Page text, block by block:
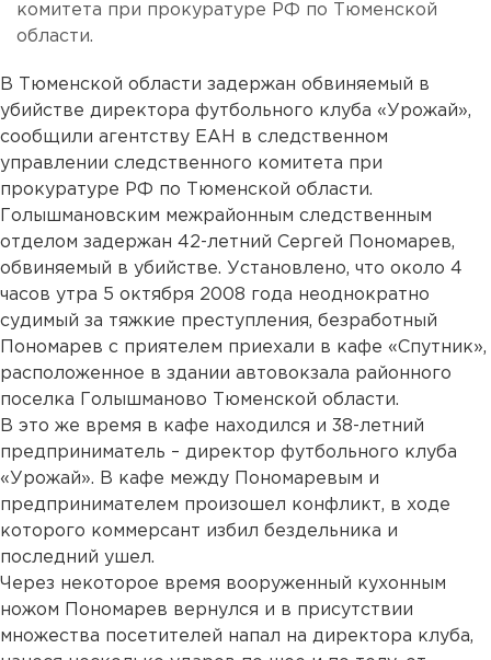
комитета при прокуратуре РФ по Тюменской
области.
В Тюменской области задержан обвиняемый в
убийстве директора футбольного клуба «Урожай»,
сообщили агентству ЕАН в следственном
управлении следственного комитета при
прокуратуре РФ по Тюменской области.
Голышмановским межрайонным следственным
отделом задержан 42-летний Сергей Пономарев,
обвиняемый в убийстве. Установлено, что около 4
часов утра 5 октября 2008 года неоднократно
судимый за тяжкие преступления, безработный
Пономарев с приятелем приехали в кафе «Спутник»,
расположенное в здании автовокзала районного
поселка Голышманово Тюменской области.
В это же время в кафе находился и 38-летний
предприниматель – директор футбольного клуба
«Урожай». В кафе между Пономаревым и
предпринимателем произошел конфликт, в ходе
которого коммерсант избил бездельника и
последний ушел.
Через некоторое время вооруженный кухонным
ножом Пономарев вернулся и в присутствии
множества посетителей напал на директора клуба,